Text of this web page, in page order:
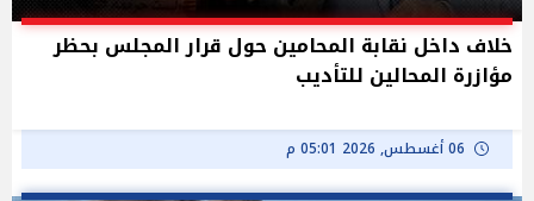
خلاف داخل نقابة المحامين حول قرار المجلس بحظر
مؤازرة المحالين للتأديب
06 أغسطس, 2026 05:01 م